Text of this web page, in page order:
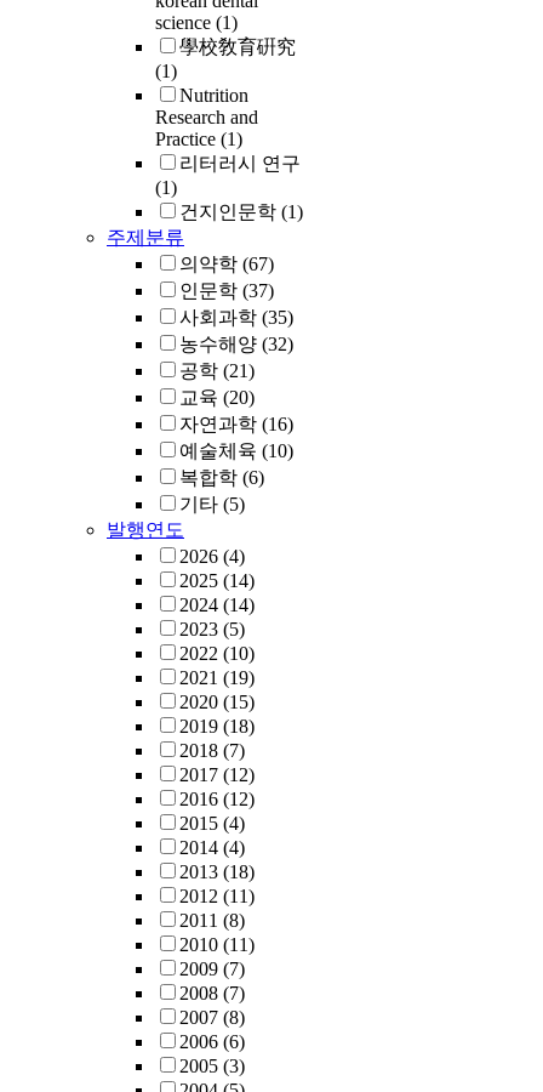
science (1)
學校敎育硏究
(1)
Nutrition
Research and
Practice (1)
리터러시 연구
(1)
건지인문학 (1)
주제분류
의약학 (67)
인문학 (37)
사회과학 (35)
농수해양 (32)
공학 (21)
교육 (20)
자연과학 (16)
예술체육 (10)
복합학 (6)
기타 (5)
발행연도
2026 (4)
2025 (14)
2024 (14)
2023 (5)
2022 (10)
2021 (19)
2020 (15)
2019 (18)
2018 (7)
2017 (12)
2016 (12)
2015 (4)
2014 (4)
2013 (18)
2012 (11)
2011 (8)
2010 (11)
2009 (7)
2008 (7)
2007 (8)
2006 (6)
2005 (3)